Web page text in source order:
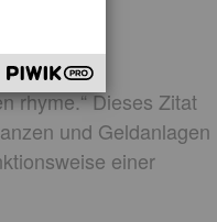
rhyme.“ Dieses Zitat
und Geldanlagen
einer